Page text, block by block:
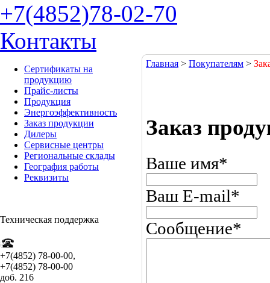
+7(4852)78-02-70
Контакты
Сертификаты на
продукцию
Прайс-листы
Продукция
Энергоэффективность
Заказ продукции
Дилеры
Сервисные центры
Региональные склады
География работы
Реквизиты
Техническая поддержка
+7(4852) 78-00-00,
+7(4852) 78-00-00
доб. 216
Главная > Покупателям >
Заказ
Ваше имя*
Ваш E-mail*
Сообщение*